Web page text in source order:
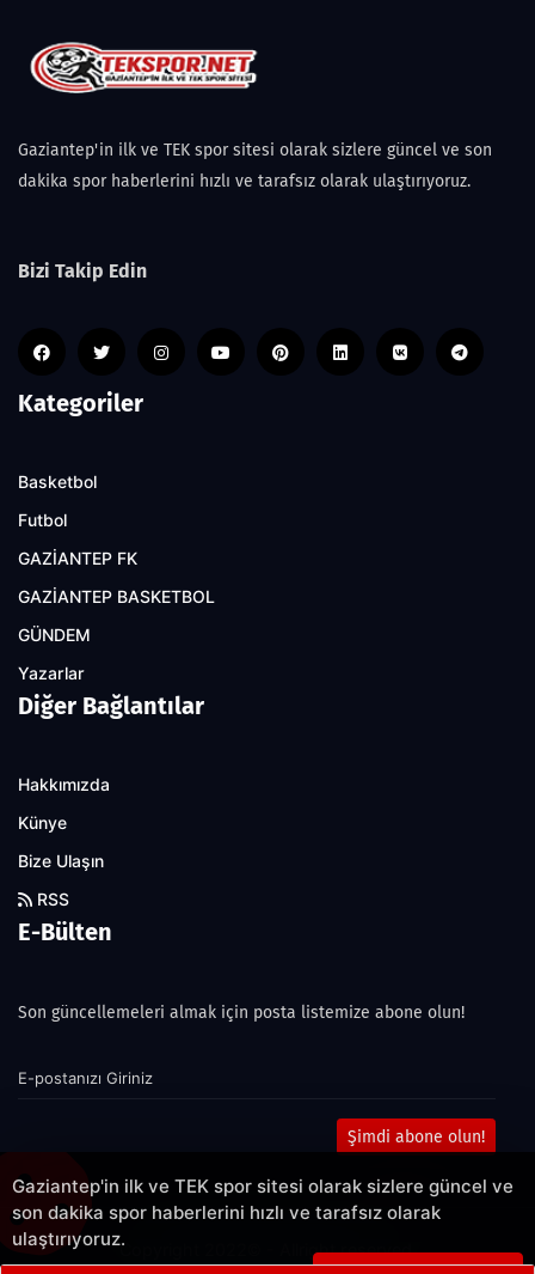
Gaziantep'in ilk ve TEK spor sitesi olarak sizlere güncel ve son
dakika spor haberlerini hızlı ve tarafsız olarak ulaştırıyoruz.
Bizi Takip Edin
Kategoriler
Basketbol
Futbol
GAZİANTEP FK
GAZİANTEP BASKETBOL
GÜNDEM
Yazarlar
Diğer Bağlantılar
Hakkımızda
Künye
Bize Ulaşın
RSS
E-Bülten
Son güncellemeleri almak için posta listemize abone olun!
Şimdi abone olun!
Copyright 2022© - Allright reserved.
Gaziantep'in ilk ve TEK spor sitesi olarak sizlere güncel ve
son dakika spor haberlerini hızlı ve tarafsız olarak
ulaştırıyoruz.